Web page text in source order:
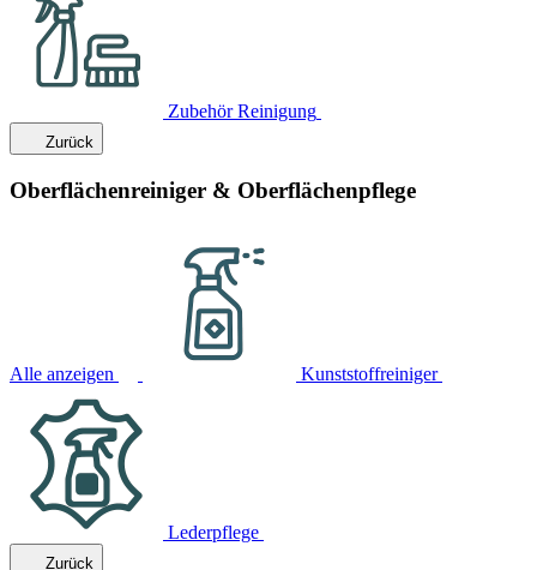
Zubehör Reinigung
Zurück
Oberflächenreiniger & Oberflächenpflege
Alle anzeigen Kunststoffreiniger
Lederpflege
Zurück